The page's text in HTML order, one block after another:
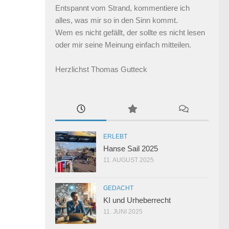
Entspannt vom Strand, kommentiere ich
alles, was mir so in den Sinn kommt.
Wem es nicht gefällt, der sollte es nicht lesen
oder mir seine Meinung einfach mitteilen.
Herzlichst Thomas Gutteck
ERLEBT
Hanse Sail 2025
11. AUGUST 2025
GEDACHT
KI und Urheberrecht
11. JUNI 2025